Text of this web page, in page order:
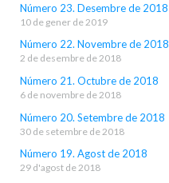
Número 23. Desembre de 2018
10 de gener de 2019
Número 22. Novembre de 2018
2 de desembre de 2018
Número 21. Octubre de 2018
6 de novembre de 2018
Número 20. Setembre de 2018
30 de setembre de 2018
Número 19. Agost de 2018
29 d'agost de 2018